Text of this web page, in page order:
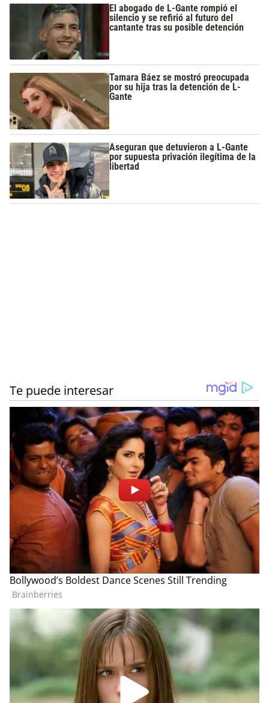
El abogado de L-Gante rompió el
silencio y se refirió al futuro del
cantante tras su posible detención
Tamara Báez se mostró preocupada
por su hija tras la detención de L-
Gante
Aseguran que detuvieron a L-Gante
por supuesta privación ilegítima de la
libertad